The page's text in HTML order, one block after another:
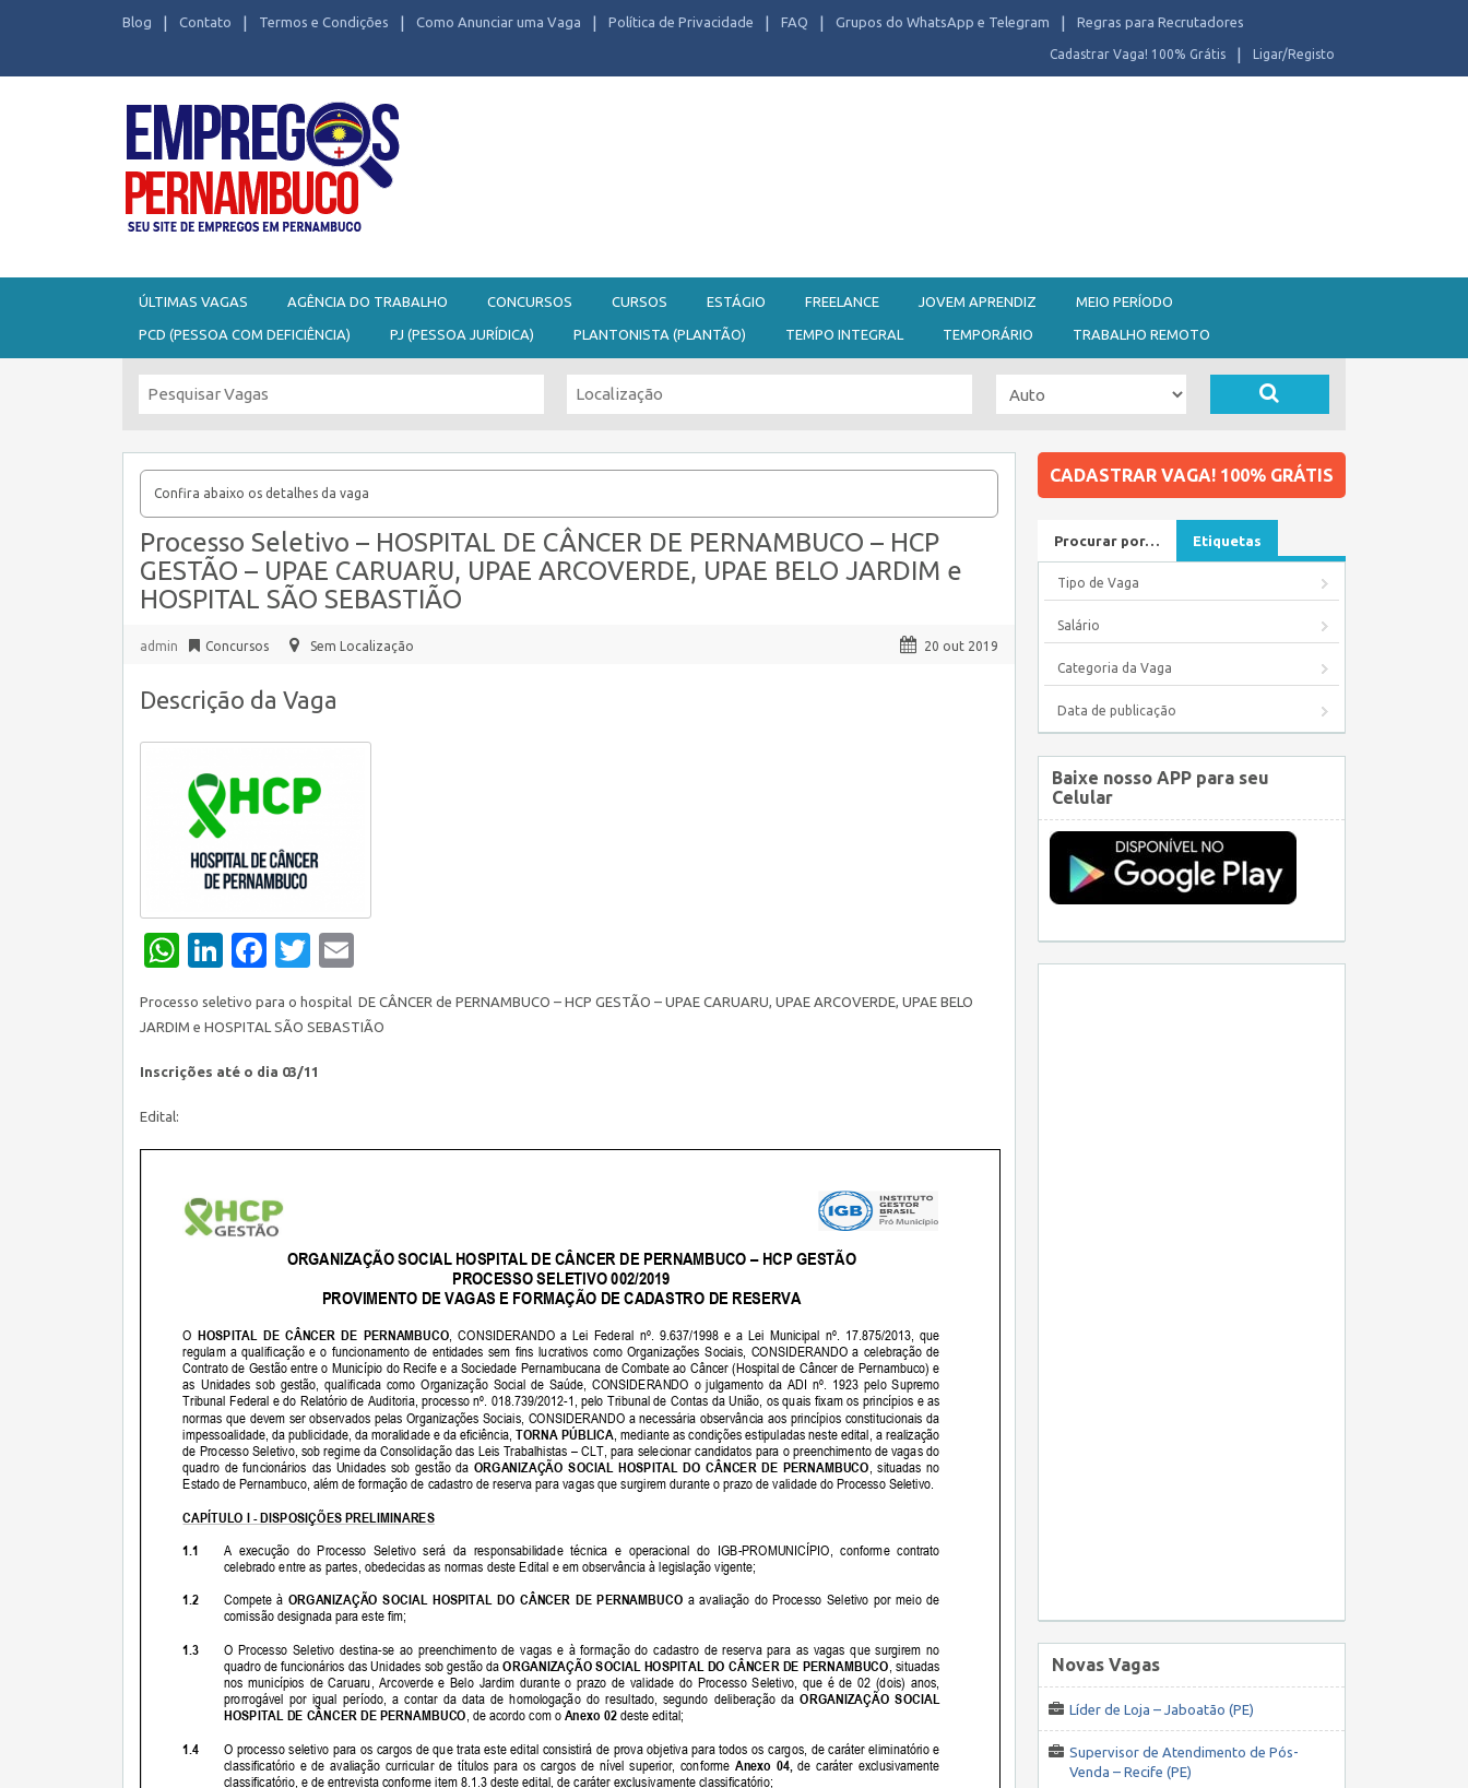
Blog Contato Termos e Condições Como Anunciar uma Vaga Política de Privacidade FAQ Grupos do WhatsApp e Telegram Regras para Recrutadores
Ligar/Registo
Cadastrar Vaga! 100% Grátis
ÚLTIMAS VAGAS AGÊNCIA DO TRABALHO CONCURSOS CURSOS ESTÁGIO FREELANCE JOVEM APRENDIZ MEIO PERÍODO
PCD (PESSOA COM DEFICIÊNCIA) PJ (PESSOA JURÍDICA) PLANTONISTA (PLANTÃO) TEMPO INTEGRAL TEMPORÁRIO TRABALHO REMOTO
Confira abaixo os detalhes da vaga
Processo Seletivo – HOSPITAL DE CÂNCER DE PERNAMBUCO – HCP
GESTÃO – UPAE CARUARU, UPAE ARCOVERDE, UPAE BELO JARDIM e
HOSPITAL SÃO SEBASTIÃO
admin Concursos Sem Localização 20 out 2019
Descrição da Vaga
WhatsApp
LinkedIn
Facebook
Twitter
Processo seletivo para o hospital DE CÂNCER de PERNAMBUCO – HCP GESTÃO – UPAE CARUARU, UPAE ARCOVERDE, UPAE BELO
JARDIM e HOSPITAL SÃO SEBASTIÃO
Inscrições até o dia 03/11
Edital:
CADASTRAR VAGA! 100% GRÁTIS
Procurar por… Etiquetas
Tipo de Vaga
Salário
Categoria da Vaga
Data de publicação
Baixe nosso APP para seu
Celular
Novas Vagas
Líder de Loja – Jaboatão (PE)
Supervisor de Atendimento de Pós-
Venda – Recife (PE)